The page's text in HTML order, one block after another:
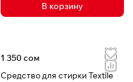
В корзину
1 350 сом
Средство для стирки Textile